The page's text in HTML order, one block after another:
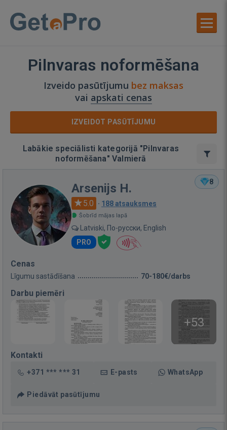
Pilnvaras noformēšana
Izveido pasūtījumu bez maksas
vai apskati cenas
IZVEIDOT PASŪTĪJUMU
Labākie speciālisti kategorijā "Pilnvaras
noformēšana" Valmierā
8
Arsenijs H.
5.0 · 188 atsauksmes
Šobrīd mājas lapā
Latviski, По-русски, English
PRO
Cenas
Līgumu sastādīšana 70-180€/darbs
Darbu piemēri
+53
Kontakti
+371 *** *** 31 E-pasts WhatsApp
Piedāvāt pasūtījumu